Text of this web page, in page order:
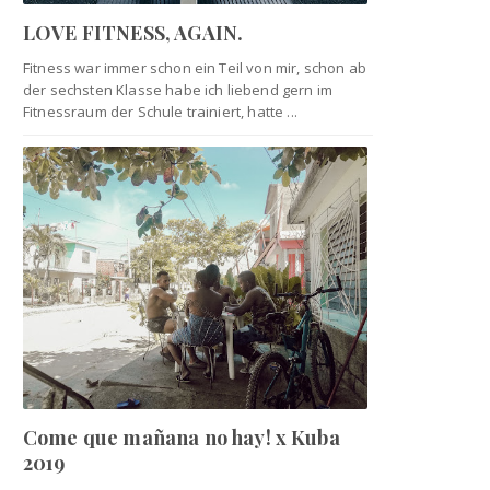
LOVE FITNESS, AGAIN.
Fitness war immer schon ein Teil von mir, schon ab
der sechsten Klasse habe ich liebend gern im
Fitnessraum der Schule trainiert, hatte ...
Come que mañana no hay! x Kuba
2019